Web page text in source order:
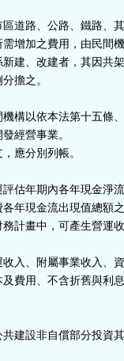
道路、公路、鐵路、
增加之費用，由民間
建、改建者，其因共
擔之。
構以依本法第十五條
經營事業。
應分別列帳。
估年期內各年現金淨
年現金流出現值總額
計畫中，可產生營運
入、附屬事業收入、
費用、不含折舊與利
建設非自償部分投資